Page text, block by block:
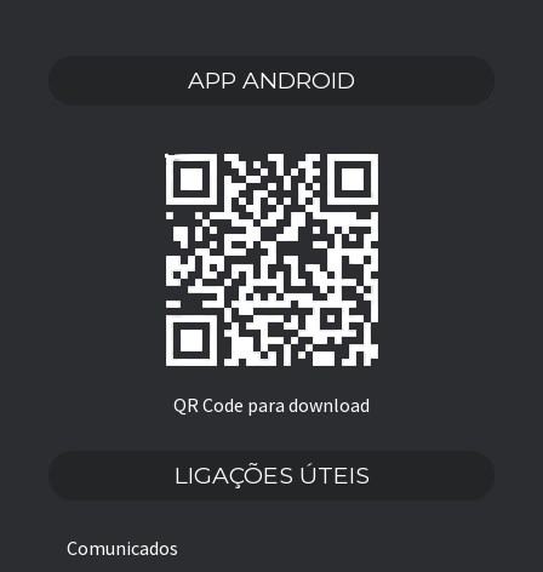
APP ANDROID
QR Code para download
LIGAÇÕES ÚTEIS
Comunicados